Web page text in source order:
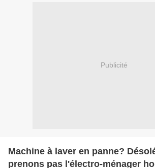
Publicité
Machine à laver en panne?
prenons pas l'électro-ménager